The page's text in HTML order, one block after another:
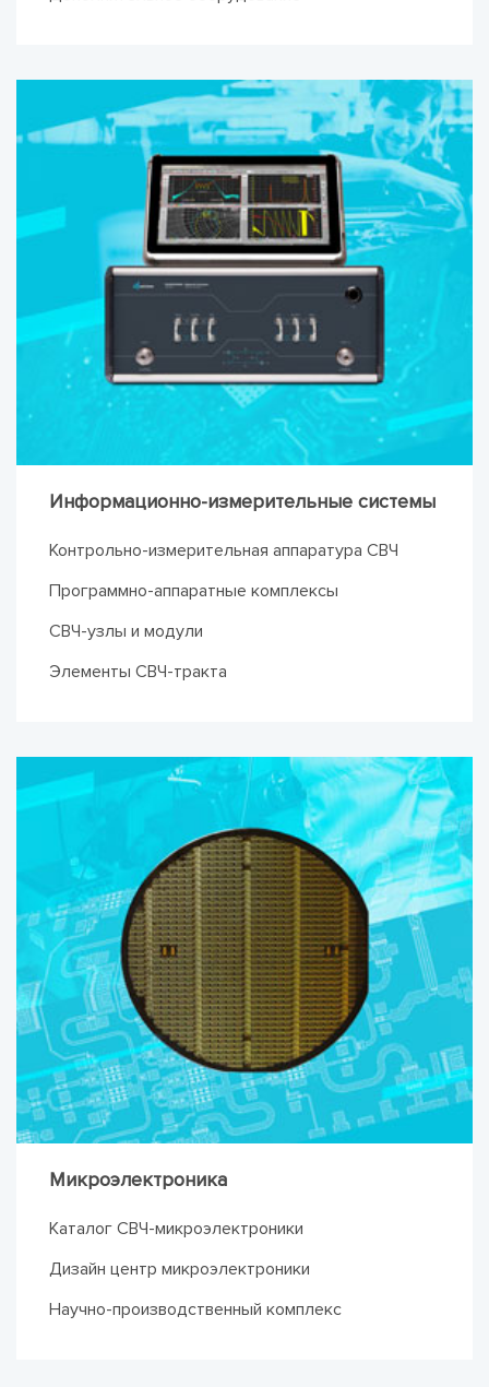
Информационно-измерительные системы
Контрольно-измерительная аппаратура СВЧ
Программно-аппаратные комплексы
СВЧ-узлы и модули
Элементы СВЧ-тракта
Микроэлектроника
Каталог СВЧ-микроэлектроники
Дизайн центр микроэлектроники
Научно-производственный комплекс